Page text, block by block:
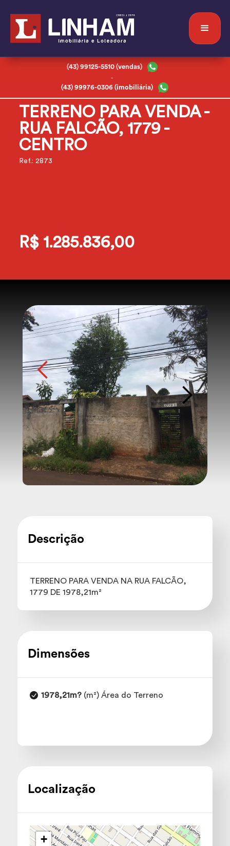
(43) 99125-5510 (vendas)
-
(43) 99976-0306 (imobiliária)
TERRENO PARA VENDA -
RUA FALCÃO, 1779 -
CENTRO
Ref.: 2873
R$ 1.285.836,00
Descrição
TERRENO PARA VENDA NA RUA FALCÃO,
1779 DE 1978,21m²
Dimensões
1978,21m?(m²) Área do Terreno
Localização
+